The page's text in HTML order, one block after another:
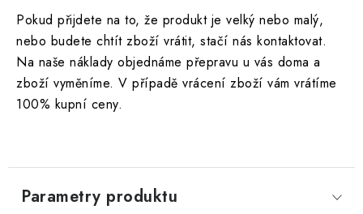
Pokud přijdete na to, že produkt je velký nebo malý,
nebo budete chtít zboží vrátit, stačí nás kontaktovat.
Na naše náklady objednáme přepravu u vás doma a
zboží vyměníme. V případě vrácení zboží vám vrátíme
100% kupní ceny.
Parametry produktu